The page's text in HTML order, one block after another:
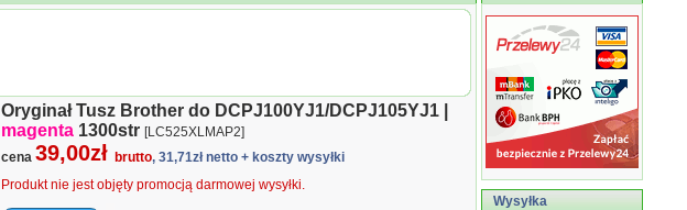
Oryginał Tusz Brother do DCPJ100YJ1/DCPJ105YJ1 |
magenta 1300str [LC525XLMAP2]
cena 39,00zł brutto, 31,71zł netto + koszty wysyłki
Produkt nie jest objęty promocją darmowej wysyłki.
Wysyłka